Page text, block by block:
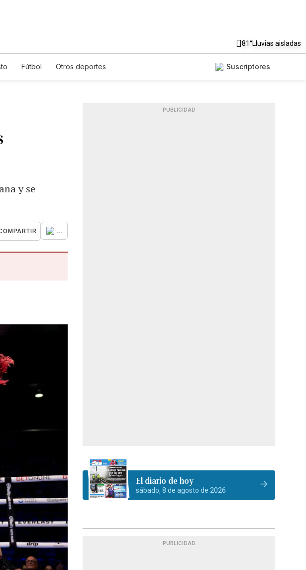
81°Lluvias aisladas
Fútbol Otros deportes Suscriptores
y se
...
PUBLICIDAD
El diario de hoy
sábado, 8 de agosto de 2026
PUBLICIDAD